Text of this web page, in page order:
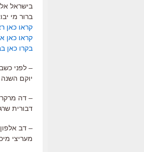
ברור מי
קראו כאן
קראו כאן
בקרו כאן
– לפני
יוקם
– דה מרקר
דבורית
– דב
מעריצי